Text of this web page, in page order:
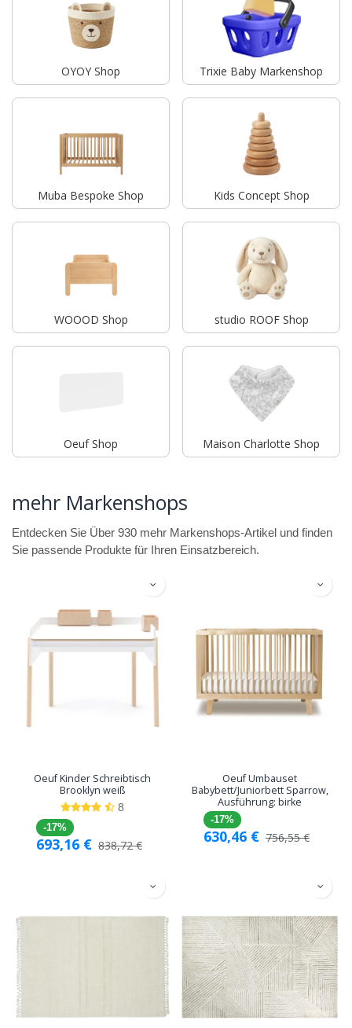
OYOY Shop Trixie Baby Markenshop
Muba Bespoke Shop Kids Concept Shop
WOOOD Shop studio ROOF Shop
Oeuf Shop Maison Charlotte Shop
mehr Markenshops
Entdecken Sie Über 930 mehr Markenshops-Artikel und finden
Sie passende Produkte für Ihren Einsatzbereich.
Oeuf Kinder Schreibtisch
Brooklyn weiß
8
-17%
693,16 € 838,72€
Oeuf Umbauset
Babybett/Juniorbett Sparrow,
Ausführung: birke
-17%
630,46 € 756,55€